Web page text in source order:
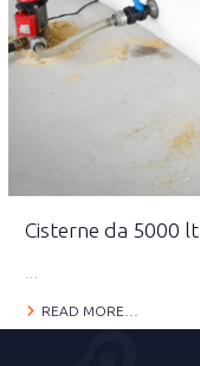
Cisterne da 5000
READ MORE…